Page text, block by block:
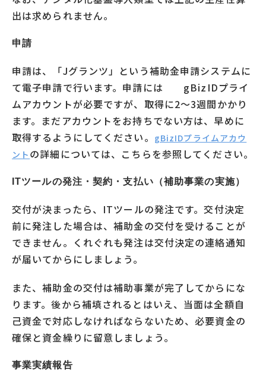
出は求められません。
申請
申請は、「Jグランツ」という補助金申請システムに
て電子申請で行います。申請には gBizIDプライ
ムアカウントが必要ですが、取得に2～3週間かかり
ます。まだアカウントをお持ちでない方は、早めに
取得するようにしてください。 gBizIDプライムアカウ
ント の詳細については、こちらを参照してください。
ITツールの発注・契約・支払い（補助事業の実施）
交付が決まったら、ITツールの発注です。交付決定
前に発注した場合は、補助金の交付を受けることが
できません。くれぐれも発注は交付決定の連絡通知
が届いてからにしましょう。
また、補助金の交付は補助事業が完了してからにな
ります。後から補填されるとはいえ、当面は全額自
己資金で対応しなければならないため、必要資金の
確保と資金繰りに留意しましょう。
事業実績報告